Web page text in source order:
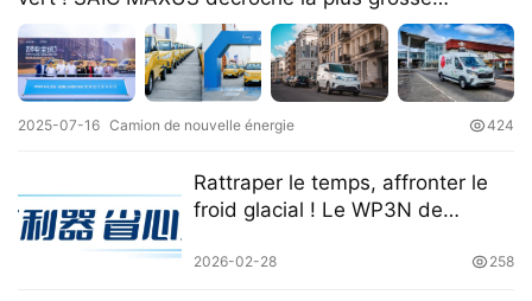
commande de DHL en Europe, propulsant
l’exportation des technologies chinoises de
véhicules électriques​​
2025-07-16 Camion de nouvelle énergie 424
Rattraper le temps, affronter le
froid glacial ! Le WP3N de
solide pour vos chauffeurs et leur
2026-02-28 258